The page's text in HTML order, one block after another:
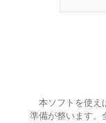
本ソフトを使え
準備が整います。